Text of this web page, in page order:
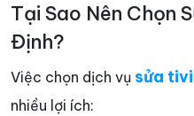
Tại Sao Nên Chọn
Định?
Việc chọn dịch vụ sửa
nhiều lợi ích: